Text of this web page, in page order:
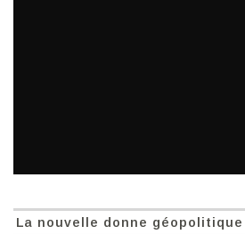
La nouvelle donne géopolitique